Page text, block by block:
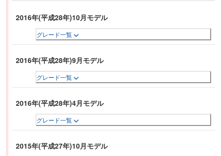
などを集中操作できる仕様となった。
2016年(平成28年)10月モデル
グレード一覧
2016年(平成28年)9月モデル
グレード一覧
2016年(平成28年)4月モデル
グレード一覧
2015年(平成27年)10月モデル